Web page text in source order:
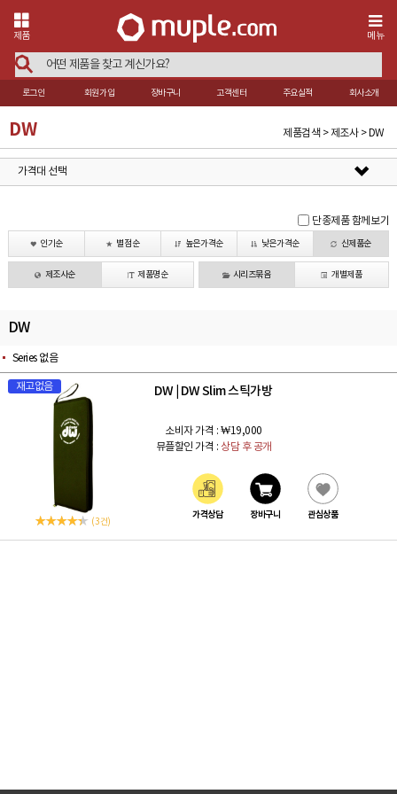
제품 메뉴
로그인 회원가입 장바구니 고객센터 주요실적 회사소개
DW 제품검색 > 제조사 > DW
가격대 선택
단종제품 함께보기
인기순 별점순 높은가격순 낮은가격순 신제품순
제조사순 제품명순 시리즈묶음 개별제품
DW
Series 없음
재고없음
(3 건)
DW DW Slim 스틱가방
소비자 가격 : ₩19,000
뮤플할인 가격 : 상담 후 공개
가격상담 장바구니 관심상품